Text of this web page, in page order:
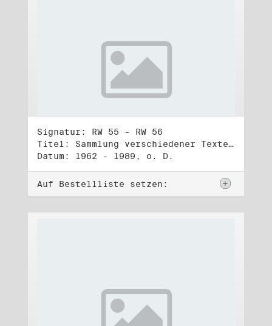
Signatur: RW 55 - RW 56
Titel: Sammlung verschiedener Texte, Reden, Aphorismen, Gedichte, Liedtexte (1) - (2)
Datum: 1962 - 1989, o. D.
Auf Bestellliste setzen: